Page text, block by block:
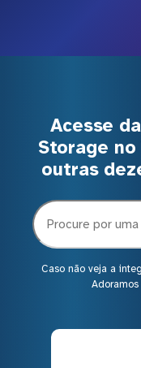
Acesse
Storage
outras
Caso não veja a